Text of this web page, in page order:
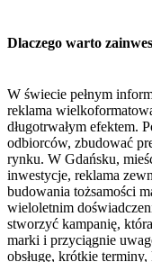
Dlaczego warto
W świecie pełnym
reklama
długotrwałym efektem.
odbiorców, zbudować
rynku. W Gdańsku,
inwestycje, reklama
budowania tożsamości
wieloletnim
stworzyć kampanię,
marki i przyciągnie
obsługę, krótkie